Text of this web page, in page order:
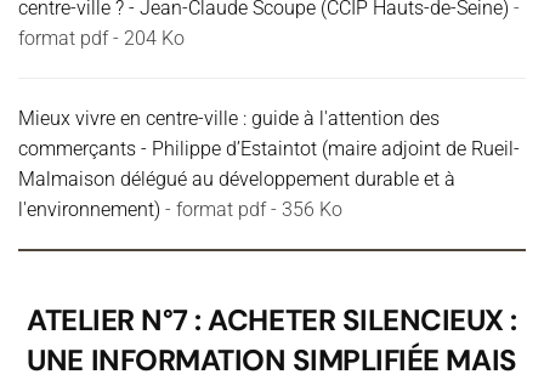
centre-ville ? - Jean-Claude Scoupe (CCIP Hauts-de-Seine) -
format pdf - 204 Ko
Mieux vivre en centre-ville : guide à l'attention des
commerçants - Philippe d’Estaintot (maire adjoint de Rueil-
Malmaison délégué au développement durable et à
l'environnement) - format pdf - 356 Ko
ATELIER N°7 : ACHETER SILENCIEUX :
UNE INFORMATION SIMPLIFIÉE MAIS